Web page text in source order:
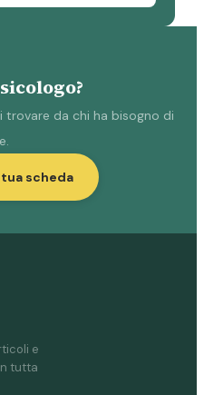
trovare da chi ha bisogno di
tua scheda
e
tutta